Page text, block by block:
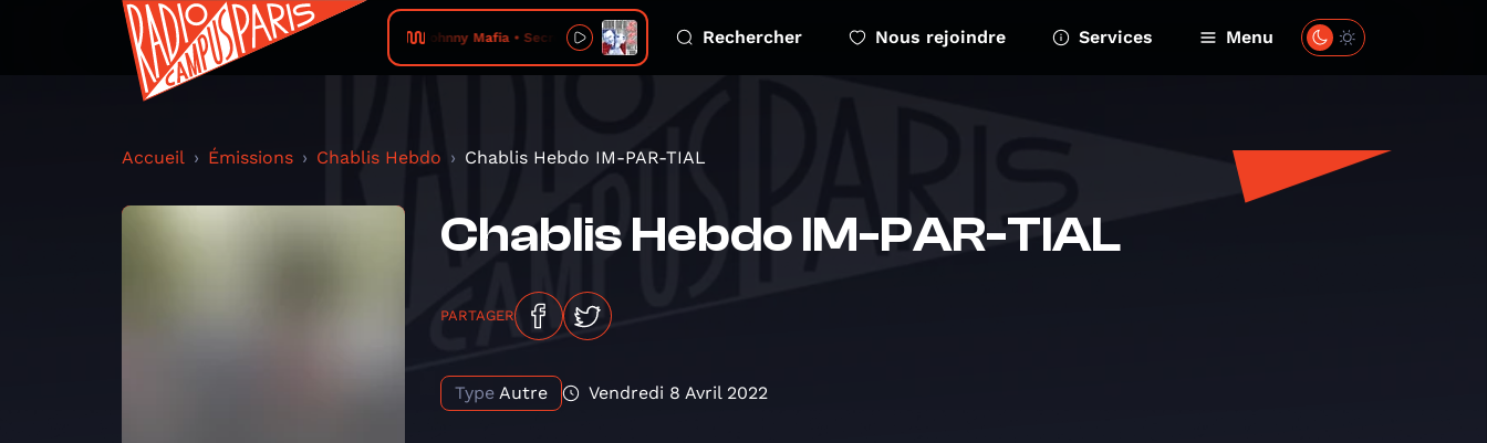
Johnny Mafia • Secret Story Rechercher Nous rejoindre Services Menu
Accueil Émissions Chablis Hebdo Chablis Hebdo IM-PAR-TIAL
Chablis Hebdo IM-PAR-TIAL
PARTAGER
Type Autre Vendredi 8 Avril 2022